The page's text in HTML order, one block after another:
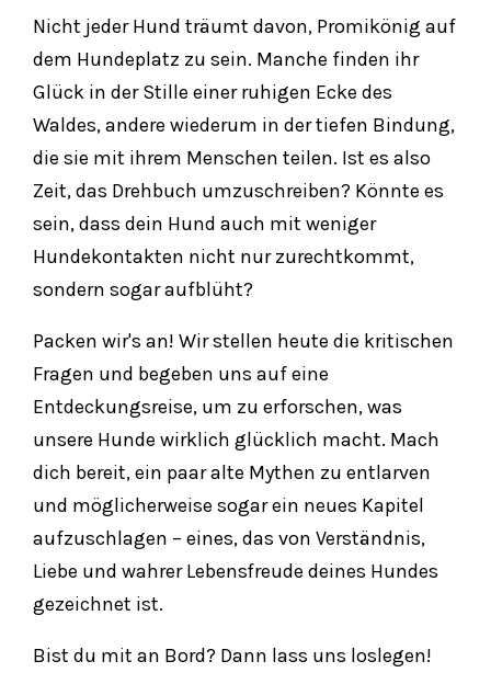
Nicht jeder Hund träumt davon, Promikönig auf
dem Hundeplatz zu sein. Manche finden ihr
Glück in der Stille einer ruhigen Ecke des
Waldes, andere wiederum in der tiefen Bindung,
die sie mit ihrem Menschen teilen. Ist es also
Zeit, das Drehbuch umzuschreiben? Könnte es
sein, dass dein Hund auch mit weniger
Hundekontakten nicht nur zurechtkommt,
sondern sogar aufblüht?
Packen wir's an! Wir stellen heute die kritischen
Fragen und begeben uns auf eine
Entdeckungsreise, um zu erforschen, was
unsere Hunde wirklich glücklich macht. Mach
dich bereit, ein paar alte Mythen zu entlarven
und möglicherweise sogar ein neues Kapitel
aufzuschlagen – eines, das von Verständnis,
Liebe und wahrer Lebensfreude deines Hundes
gezeichnet ist.
Bist du mit an Bord? Dann lass uns loslegen!